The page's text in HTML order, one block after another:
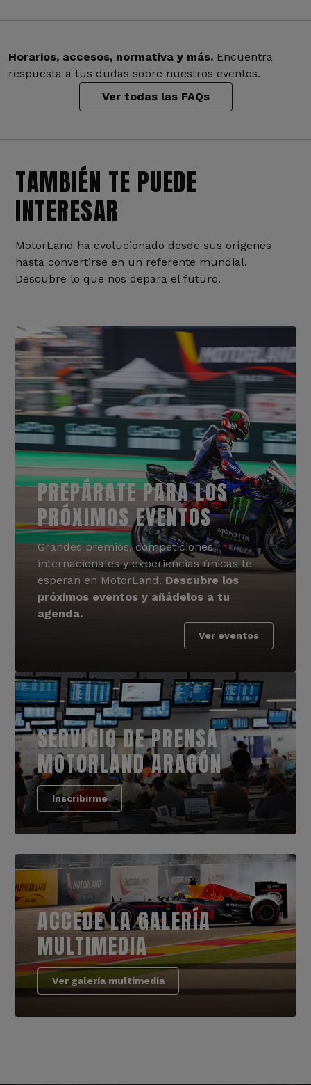
Horarios, accesos, normativa y más. Encuentra
respuesta a tus dudas sobre nuestros eventos.
Ver todas las FAQs
TAMBIÉN TE PUEDE
INTERESAR
MotorLand ha evolucionado desde sus orígenes
hasta convertirse en un referente mundial.
Descubre lo que nos depara el futuro.
PREPÁRATE PARA LOS
PRÓXIMOS EVENTOS
Grandes premios, competiciones
internacionales y experiencias únicas te
esperan en MotorLand. Descubre los
próximos eventos y añádelos a tu
agenda.
Ver eventos
SERVICIO DE PRENSA
MOTORLAND ARAGÓN
Inscribirme
ACCEDE LA GALERÍA
MULTIMEDIA
Ver galería multimedia